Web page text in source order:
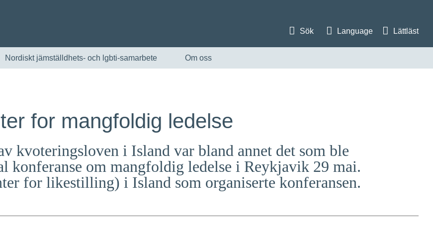
English
Sök Language Lättläst
Nordiskt jämställdhets- och lgbti-samarbete Om oss
for mangfoldig ledelse
kvoteringsloven i Island var bland annet det som ble
konferanse om mangfoldig ledelse i Reykjavik 29 mai.
for likestilling) i Island som organiserte konferansen.